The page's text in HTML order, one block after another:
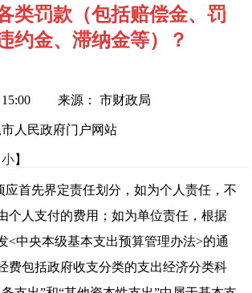
类罚款（包括赔偿金、罚
约金、滞纳金等）？
来源： 市财政局
人民政府门户网站
小】
首先界定责任划分，如为个人责任，不
个人支付的费用；如为单位责任，根据
<中央本级基本支出预算管理办法>的通
费包括政府收支分类的支出经济分类科